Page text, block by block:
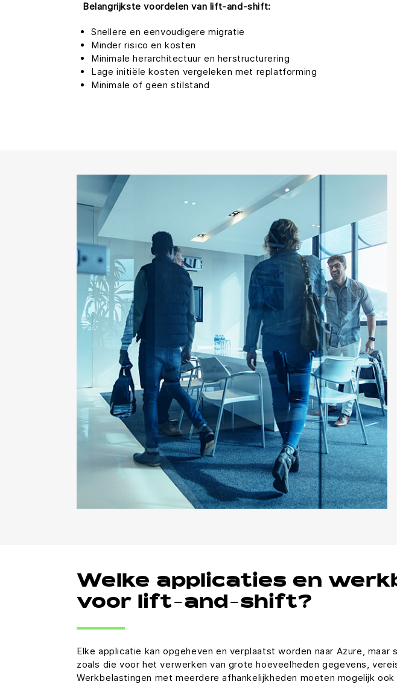
Belangrijkste voordelen van lift-and-shift:
Snellere en eenvoudigere migratie
Minder risico en kosten
Minimale herarchitectuur en herstructurering
Lage initiële kosten vergeleken met replatforming
Minimale of geen stilstand
Welke applicaties en
voor lift-and-shift?
Elke applicatie kan opgeheven en verplaatst worden naar Azure,
zoals die voor het verwerken van grote hoeveelheden gegevens,
Werkbelastingen met meerdere afhankelijkheden moeten mogelijk